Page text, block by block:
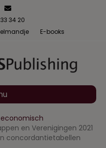
m
a
l
34 20
E-books
en Verenigingen 2021
concordantietabellen